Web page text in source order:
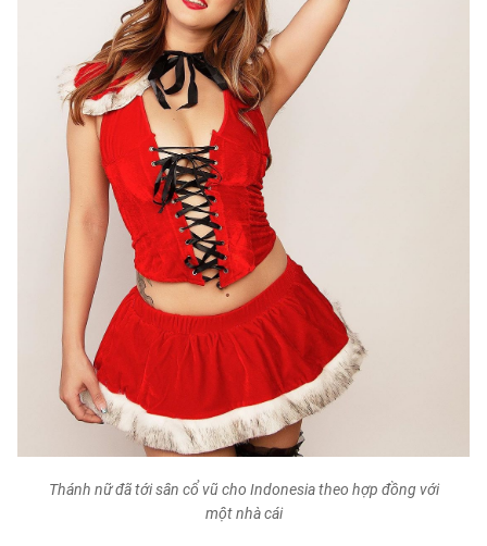
Thánh nữ đã tới sân cổ vũ cho Indonesia theo hợp đồng với
một nhà cái